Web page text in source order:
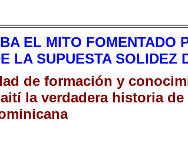
EL MITO FOMENTADO
LA SUPUESTA
de formación y
la verdadera historia